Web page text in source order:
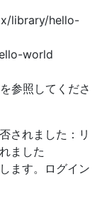
library/hello-
world
参照してくださ
されました：リ
ました
ます。ログイン